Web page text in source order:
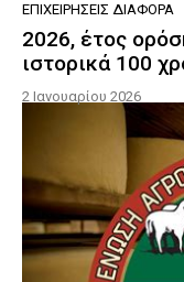
ΕΠΙΧΕΙΡΉΣΕΙΣ ΔΙΆΦΟΡΑ
2026, έτος
ιστορικά 100
2 Ιανουαρίου 2026